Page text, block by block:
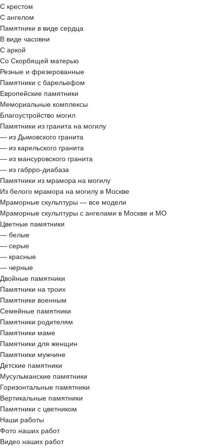
С крестом
С ангелом
Памятники в виде сердца
В виде часовни
С аркой
Со Скорбящей матерью
Резные и фрезерованные
Памятники с барельефом
Европейские памятники
Мемориальные комплексы
Благоустройство могил
Памятники из гранита на могилу
— из Дымовского гранита
— из карельского гранита
— из мансуровского гранита
— из габрро-диабаза
Памятники из мрамора на могилу
Из белого мрамора на могилу в Москве
Мраморные скульптуры — все модели
Мраморные скульптуры с ангелами в Москве и МО
Цветные памятники
— белые
— серые
— красные
— черные
Двойные памятники
Памятники на троих
Памятники военным
Семейные памятники
Памятники родителям
Памятники маме
Памятники для женщин
Памятники мужчине
Детские памятники
Мусульманские памятники
Горизонтальные памятники
Вертикальные памятники
Памятники с цветником
Наши работы
Фото наших работ
Видео наших работ